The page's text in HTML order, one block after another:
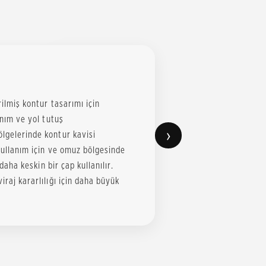
kontur tasarımı için
ve yol tutuş
kontur kavisi
için ve omuz bölgesinde
keskin bir çap kullanılır.
kararlılığı için daha büyük
›